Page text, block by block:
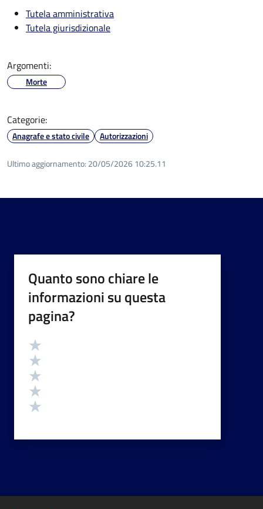
Tutela amministrativa
Tutela giurisdizionale
Argomenti:
Morte
Categorie:
Anagrafe e stato civile Autorizzazioni
Ultimo aggiornamento: 20/05/2026 10:25.11
Quanto sono chiare le
informazioni su questa
pagina?
Valutazione